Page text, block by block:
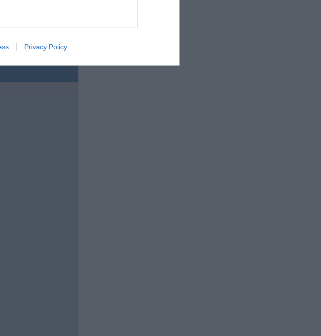
Privacy Policy